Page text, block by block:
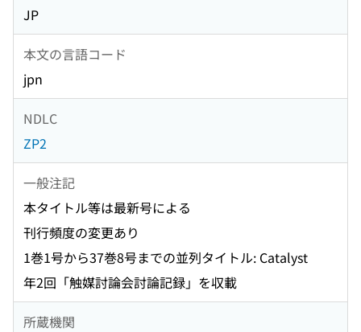
JP
本文の言語コード
jpn
NDLC
ZP2
一般注記
本タイトル等は最新号による
刊行頻度の変更あり
1巻1号から37巻8号までの並列タイトル: Catalyst
年2回「触媒討論会討論記録」を収載
所蔵機関